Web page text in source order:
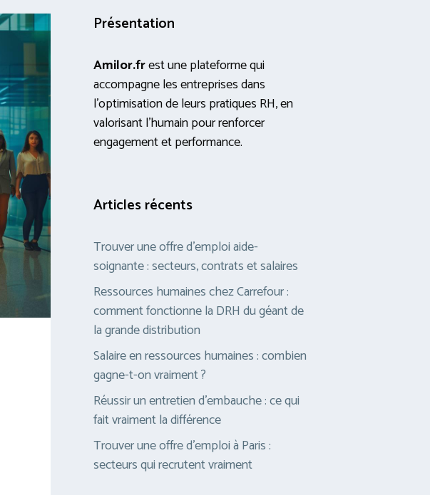
Présentation
Amilor.frest une plateforme qui
accompagne les entreprises dans
l’optimisation de leurs pratiques RH, en
valorisant l’humain pour renforcer
engagement et performance.
Articles récents
Trouver une offre d’emploi aide-
soignante : secteurs, contrats et salaires
Ressources humaines chez Carrefour :
comment fonctionne la DRH du géant de
la grande distribution
Salaire en ressources humaines : combien
gagne-t-on vraiment ?
Réussir un entretien d’embauche : ce qui
fait vraiment la différence
Trouver une offre d’emploi à Paris :
secteurs qui recrutent vraiment